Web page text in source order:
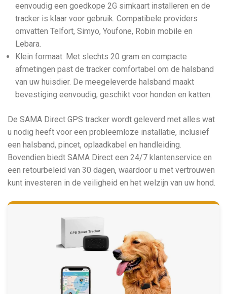
eenvoudig een goedkope 2G simkaart installeren en de
tracker is klaar voor gebruik. Compatibele providers
omvatten Telfort, Simyo, Youfone, Robin mobile en
Lebara.
Klein formaat: Met slechts 20 gram en compacte
afmetingen past de tracker comfortabel om de halsband
van uw huisdier. De meegeleverde halsband maakt
bevestiging eenvoudig, geschikt voor honden en katten.
De SAMA Direct GPS tracker wordt geleverd met alles wat
u nodig heeft voor een probleemloze installatie, inclusief
een halsband, pincet, oplaadkabel en handleiding.
Bovendien biedt SAMA Direct een 24/7 klantenservice en
een retourbeleid van 30 dagen, waardoor u met vertrouwen
kunt investeren in de veiligheid en het welzijn van uw hond.